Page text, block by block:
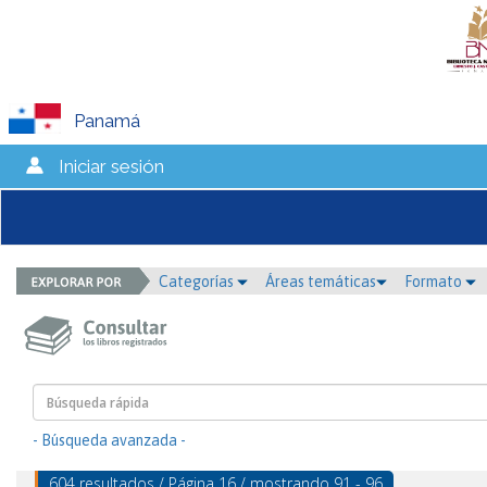
Panamá
Iniciar sesión
Categorías Áreas temáticas Formato
- Búsqueda avanzada -